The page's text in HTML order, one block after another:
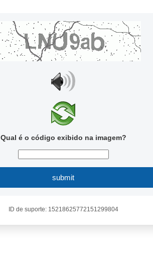
Qual é o código exibido na imagem?
submit
ID de suporte: 15218625772151299804